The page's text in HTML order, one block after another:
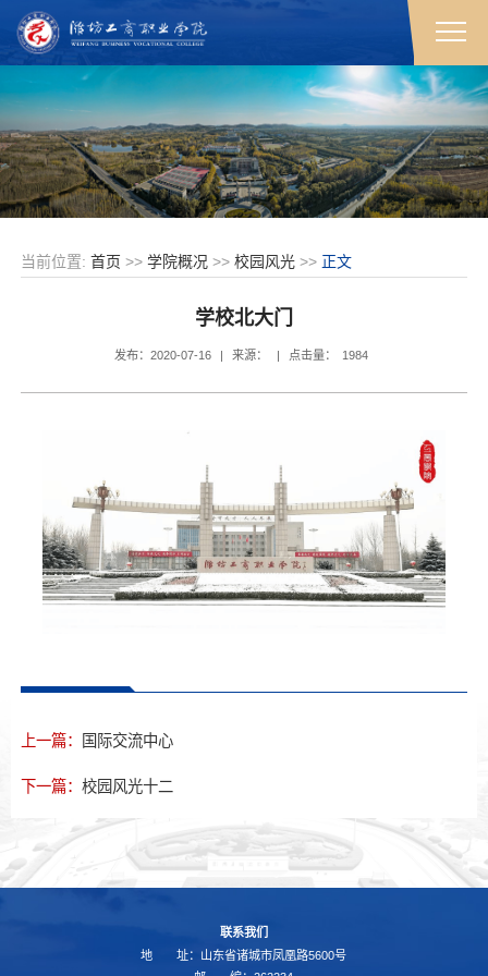
当前位置: 首页 >> 学院概况 >> 校园风光>> 正文
学校北大门
发布：2020-07-16 | 来源： | 点击量： 1984
上一篇： 国际交流中心
下一篇： 校园风光十二
联系我们
地 址：山东省诸城市凤凰路5600号